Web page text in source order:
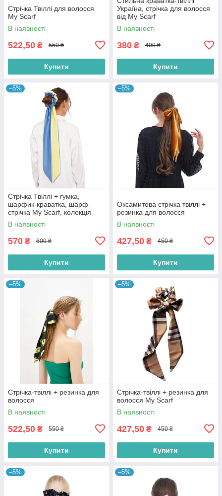
Стрічка Твіллі для волосся
My Scarf
В наявності
522,50 ₴ 550 ₴
Купити
Україна, стрічка для волосся
від My Scarf
В наявності
380 ₴ 400 ₴
Купити
–5%
Стрічка Твіллі + гумка,
шарфик-краватка, шарф-
стрічка My Scarf, колекція
Україна
В наявності
570 ₴ 600 ₴
Купити
–5%
Оксамитова стрічка твіллі +
резинка для волосся
В наявності
427,50 ₴ 450 ₴
Купити
–5%
Стрічка-твіллі + резинка для
волосся
В наявності
522,50 ₴ 550 ₴
Купити
–5%
Стрічка-твіллі + резинка для
волосся My Scarf
В наявності
427,50 ₴ 450 ₴
Купити
–5% –5%